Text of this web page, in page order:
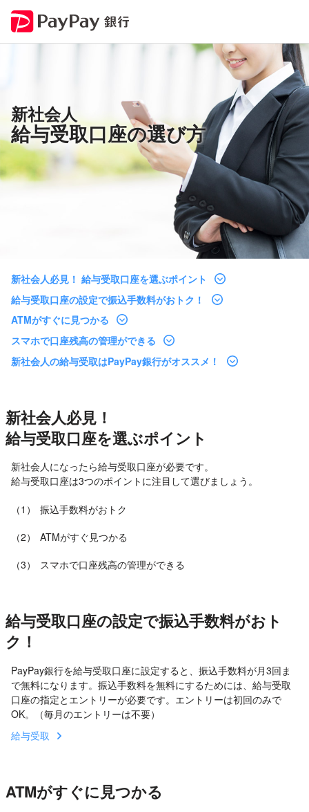
新社会人
給与受取口座の選び方
新社会人必見！ 給与受取口座を選ぶポイント
給与受取口座の設定で振込手数料がおトク！
ATMがすぐに見つかる
スマホで口座残高の管理ができる
新社会人の給与受取はPayPay銀行がオススメ！
新社会人必見！
給与受取口座を選ぶポイント
新社会人になったら給与受取口座が必要です。
給与受取口座は3つのポイントに注目して選びましょう。
（1） 振込手数料がおトク
（2） ATMがすぐ見つかる
（3） スマホで口座残高の管理ができる
給与受取口座の設定で振込手数料がおト
ク！
PayPay銀行を給与受取口座に設定すると、振込手数料が月3回ま
で無料になります。振込手数料を無料にするためには、給与受取
口座の指定とエントリーが必要です。エントリーは初回のみで
OK。（毎月のエントリーは不要）
給与受取
ATMがすぐに見つかる